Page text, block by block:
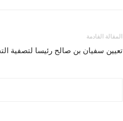
المقالة القادمة
تعيين سفيان بن صالح رئيسا لتصفية